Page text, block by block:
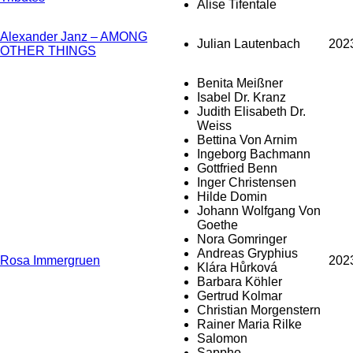
Alise Tifentale
Alexander Janz – AMONG
OTHER THINGS
Julian Lautenbach
Rosa Immergruen
Benita Meißner
Isabel Dr. Kranz
Judith Elisabeth Dr.
Weiss
Bettina Von Arnim
Ingeborg Bachmann
Gottfried Benn
Inger Christensen
Hilde Domin
Johann Wolfgang Von
Goethe
Nora Gomringer
Andreas Gryphius
Klára Hůrková
Barbara Köhler
Gertrud Kolmar
Christian Morgenstern
Rainer Maria Rilke
Salomon